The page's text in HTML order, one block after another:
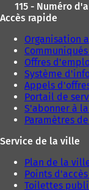
115 - Numéro
Accès rapide
Organisation
Offres
Système
Appels
Portail de
S'abonner à
Paramètres
Service de la ville
Plan de la
Points d'accès
Toilettes